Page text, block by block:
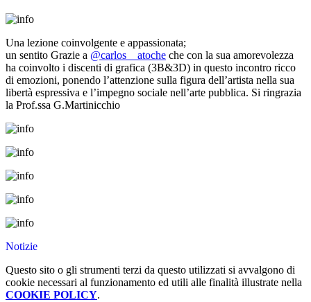
Una lezione coinvolgente e appassionata;
un sentito Grazie a @carlos__atoche che con la sua amorevolezza
ha coinvolto i discenti di grafica (3B&3D) in questo incontro ricco
di emozioni, ponendo l’attenzione sulla figura dell’artista nella sua
libertà espressiva e l’impegno sociale nell’arte pubblica. Si ringrazia
la Prof.ssa G.Martinicchio
Notizie
Questo sito o gli strumenti terzi da questo utilizzati si avvalgono di
cookie necessari al funzionamento ed utili alle finalità illustrate nella
COOKIE POLICY.